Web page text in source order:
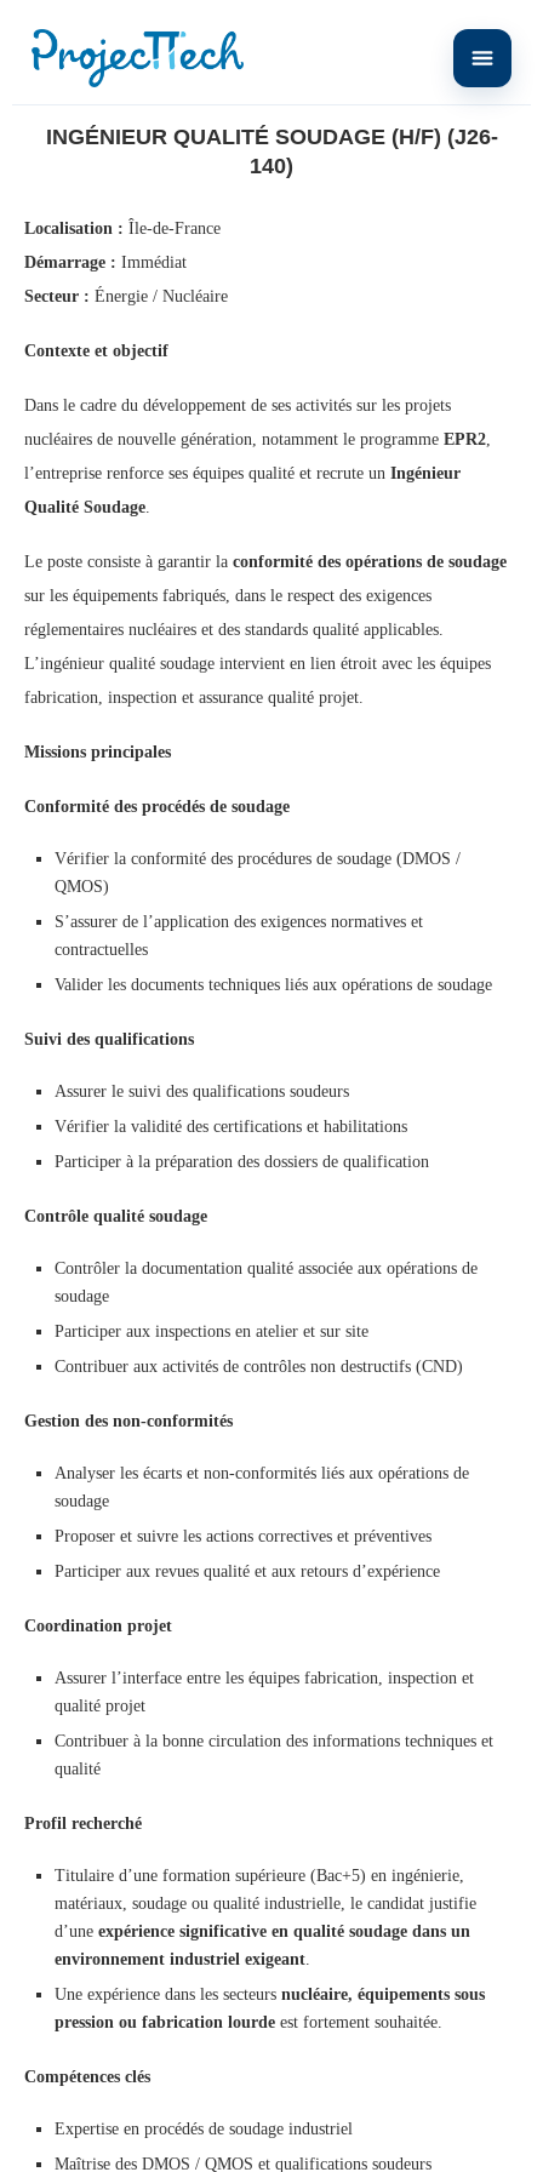
INGÉNIEUR QUALITÉ SOUDAGE (H/F) (J26-
140)
Localisation : Île-de-France
Démarrage : Immédiat
Secteur : Énergie / Nucléaire
Contexte et objectif
Dans le cadre du développement de ses activités sur les projets
nucléaires de nouvelle génération, notamment le programme EPR2,
l’entreprise renforce ses équipes qualité et recrute un Ingénieur
Qualité Soudage.
Le poste consiste à garantir la conformité des opérations de soudage
sur les équipements fabriqués, dans le respect des exigences
réglementaires nucléaires et des standards qualité applicables.
L’ingénieur qualité soudage intervient en lien étroit avec les équipes
fabrication, inspection et assurance qualité projet.
Missions principales
Conformité des procédés de soudage
Vérifier la conformité des procédures de soudage (DMOS /
QMOS)
S’assurer de l’application des exigences normatives et
contractuelles
Valider les documents techniques liés aux opérations de soudage
Suivi des qualifications
Assurer le suivi des qualifications soudeurs
Vérifier la validité des certifications et habilitations
Participer à la préparation des dossiers de qualification
Contrôle qualité soudage
Contrôler la documentation qualité associée aux opérations de
soudage
Participer aux inspections en atelier et sur site
Contribuer aux activités de contrôles non destructifs (CND)
Gestion des non-conformités
Analyser les écarts et non-conformités liés aux opérations de
soudage
Proposer et suivre les actions correctives et préventives
Participer aux revues qualité et aux retours d’expérience
Coordination projet
Assurer l’interface entre les équipes fabrication, inspection et
qualité projet
Contribuer à la bonne circulation des informations techniques et
qualité
Profil recherché
Titulaire d’une formation supérieure (Bac+5) en ingénierie,
matériaux, soudage ou qualité industrielle, le candidat justifie
d’une expérience significative en qualité soudage dans un
environnement industriel exigeant.
Une expérience dans les secteurs nucléaire, équipements sous
pression ou fabrication lourde est fortement souhaitée.
Compétences clés
Expertise en procédés de soudage industriel
Maîtrise des DMOS / QMOS et qualifications soudeurs